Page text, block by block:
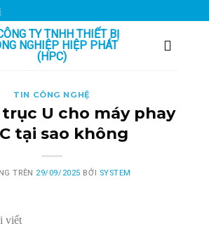
info@hiepphat.com.vn
TIN CÔNG NGHỆ
U cho máy phay
tại sao không
TRÊN 29/09/2025 BỞI SYSTEM
viết